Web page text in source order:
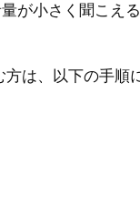
が小さく聞こえる
は、以下の手順